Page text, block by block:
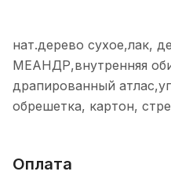
нат.дерево сухое,лак,
МЕАНДР,внутренняя
драпированный
обрешетка, картон,
Оплата